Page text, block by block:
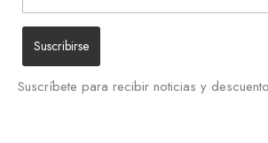
Suscríbete para recibir noticias y